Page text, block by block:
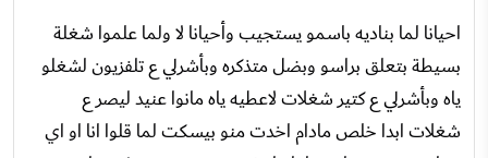
احيانا لما بناديه باسمو يستجيب وأحيانا لا ولما علموا شغلة
بسيطة بتعلق براسو وبضل متذكره وبأشرلي ع تلفزيون لشغلو
ياه وبأشرلي ع كتير شغلات لاعطيه ياه مانوا عنيد ليصر ع
شغلات ابدا خلص مادام اخدت منو بيسكت لما قلوا انا او اي